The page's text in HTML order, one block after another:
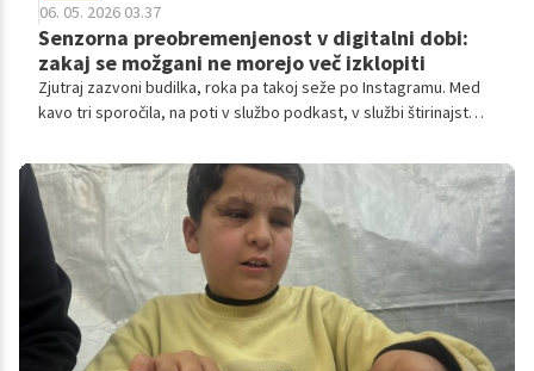
06. 05. 2026 03.37
Senzorna preobremenjenost v digitalni dobi:
zakaj se možgani ne morejo več izklopiti
Zjutraj zazvoni budilka, roka pa takoj seže po Instagramu. Med
kavo tri sporočila, na poti v službo podkast, v službi štirinajst